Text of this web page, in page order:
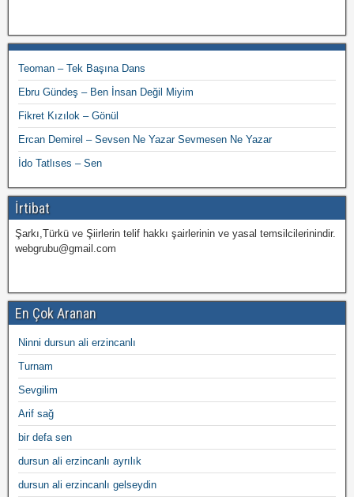
Teoman – Tek Başına Dans
Ebru Gündeş – Ben İnsan Değil Miyim
Fikret Kızılok – Gönül
Ercan Demirel – Sevsen Ne Yazar Sevmesen Ne Yazar
İdo Tatlıses – Sen
İrtibat
Şarkı,Türkü ve Şiirlerin telif hakkı şairlerinin ve yasal temsilcilerinindir.
webgrubu@gmail.com
En Çok Aranan
Ninni dursun ali erzincanlı
Turnam
Sevgilim
Arif sağ
bir defa sen
dursun ali erzincanlı ayrılık
dursun ali erzincanlı gelseydin